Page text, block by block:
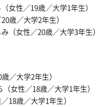
女性／19歳／大学1年生）
歳／大学2年生）
（女性／20歳／大学3年生）
／大学2年生）
女性／18歳／大学1年生）
18歳／大学1年生）